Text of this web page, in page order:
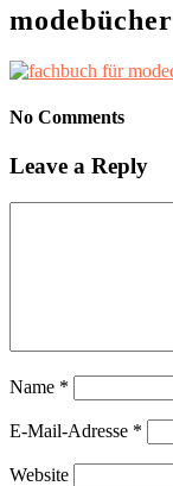
modebücher
No Comments
Leave a Reply
Name *
E-Mail-Adresse *
Website